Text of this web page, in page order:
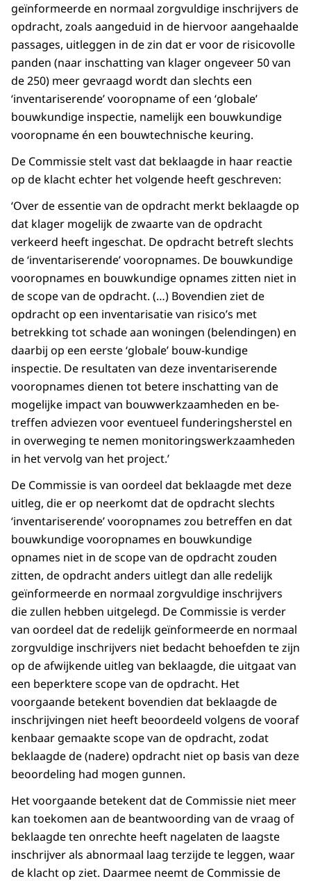
geïnformeerde en normaal zorgvuldige inschrijvers de
opdracht, zoals aangeduid in de hiervoor aangehaalde
passages, uitleggen in de zin dat er voor de risicovolle
panden (naar inschatting van klager ongeveer 50 van
de 250) meer gevraagd wordt dan slechts een
‘inventariserende’ vooropname of een ‘globale’
bouwkundige inspectie, namelijk een bouwkundige
vooropname én een bouwtechnische keuring.
De Commissie stelt vast dat beklaagde in haar reactie
op de klacht echter het volgende heeft geschreven:
‘Over de essentie van de opdracht merkt beklaagde op
dat klager mogelijk de zwaarte van de opdracht
verkeerd heeft ingeschat. De opdracht betreft slechts
de ‘inventariserende’ vooropnames. De bouwkundige
vooropnames en bouwkundige opnames zitten niet in
de scope van de opdracht. (…) Bovendien ziet de
opdracht op een inventarisatie van risico’s met
betrekking tot schade aan woningen (belendingen) en
daarbij op een eerste ‘globale’ bouw-kundige
inspectie. De resultaten van deze inventariserende
vooropnames dienen tot betere inschatting van de
mogelijke impact van bouwwerkzaamheden en be-
treffen adviezen voor eventueel funderingsherstel en
in overweging te nemen monitoringswerkzaamheden
in het vervolg van het project.’
De Commissie is van oordeel dat beklaagde met deze
uitleg, die er op neerkomt dat de opdracht slechts
‘inventariserende’ vooropnames zou betreffen en dat
bouwkundige vooropnames en bouwkundige
opnames niet in de scope van de opdracht zouden
zitten, de opdracht anders uitlegt dan alle redelijk
geïnformeerde en normaal zorgvuldige inschrijvers
die zullen hebben uitgelegd. De Commissie is verder
van oordeel dat de redelijk geïnformeerde en normaal
zorgvuldige inschrijvers niet bedacht behoefden te zijn
op de afwijkende uitleg van beklaagde, die uitgaat van
een beperktere scope van de opdracht. Het
voorgaande betekent bovendien dat beklaagde de
inschrijvingen niet heeft beoordeeld volgens de vooraf
kenbaar gemaakte scope van de opdracht, zodat
beklaagde de (nadere) opdracht niet op basis van deze
beoordeling had mogen gunnen.
Het voorgaande betekent dat de Commissie niet meer
kan toekomen aan de beantwoording van de vraag of
beklaagde ten onrechte heeft nagelaten de laagste
inschrijver als abnormaal laag terzijde te leggen, waar
de klacht op ziet. Daarmee neemt de Commissie de